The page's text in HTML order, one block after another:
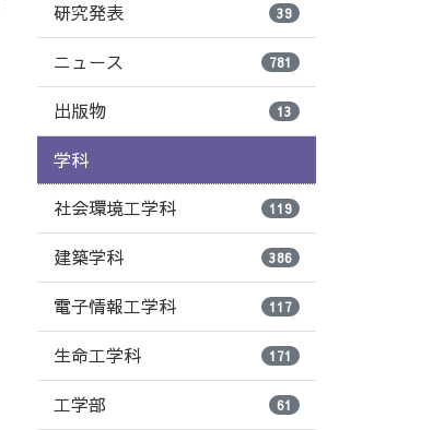
研究発表 39
ニュース 781
出版物 13
学科
社会環境工学科 119
建築学科 386
電子情報工学科 117
生命工学科 171
工学部 61